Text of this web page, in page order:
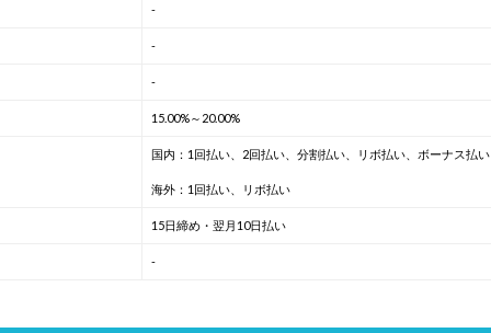
-
-
-
15.00%～20.00%
国内：1回払い、2回払い、分割払い、リボ払い、ボーナス払い
海外：1回払い、リボ払い
15日締め・翌月10日払い
-